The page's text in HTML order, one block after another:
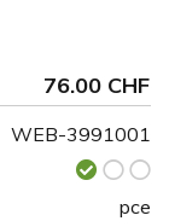
76.00 CHF
WEB-3991001
pce